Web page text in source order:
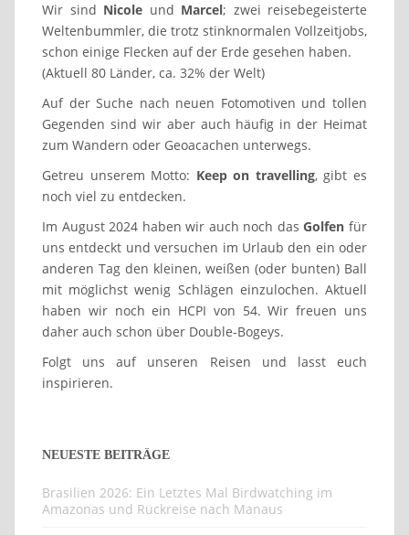
Wir sind Nicole und Marcel; zwei reisebegeisterte
Weltenbummler, die trotz stinknormalen Vollzeitjobs,
schon einige Flecken auf der Erde gesehen haben.
(Aktuell 80 Länder, ca. 32% der Welt)
Auf der Suche nach neuen Fotomotiven und tollen
Gegenden sind wir aber auch häufig in der Heimat
zum Wandern oder Geoacachen unterwegs.
Getreu unserem Motto: Keep on travelling, gibt es
noch viel zu entdecken.
Im August 2024 haben wir auch noch dasGolfen für
uns entdeckt und versuchen im Urlaub den ein oder
anderen Tag den kleinen, weißen (oder bunten) Ball
mit möglichst wenig Schlägen einzulochen. Aktuell
haben wir noch ein HCPI von 54. Wir freuen uns
daher auch schon über Double-Bogeys.
Folgt uns auf unseren Reisen und lasst euch
inspirieren.
NEUESTE BEITRÄGE
Brasilien 2026: Ein Letztes Mal Birdwatching im
Amazonas und Rückreise nach Manaus